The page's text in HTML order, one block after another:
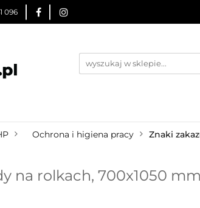
096 URZĄDZENIA BRD
Ochrona i higiena pracy Znaki
na rolkach, 700x1050